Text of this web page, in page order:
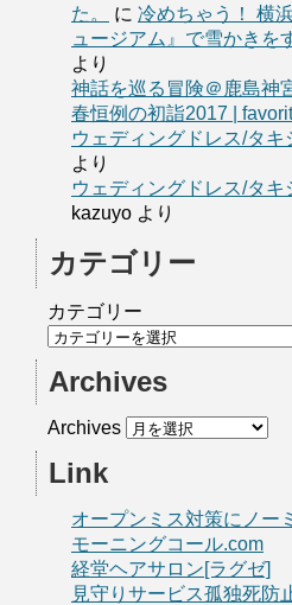
た。
に 冷めちゃう！ 横
ュージアム』で雪かきを
より
神話を巡る冒険＠鹿島
春恒例の初詣2017 |
ウェディングドレス/タ
より
ウェディングドレス/タ
kazuyo より
カテゴリー
カテゴリー
Archives
Archives
Link
オープンミス対策にノー
モーニングコール.com
経堂ヘアサロン[ラグゼ]
見守りサービス孤独死防